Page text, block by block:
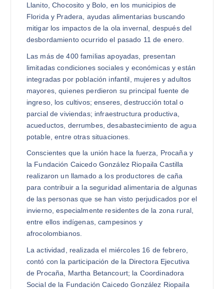
Llanito, Chocosito y Bolo, en los municipios de
Florida y Pradera, ayudas alimentarias buscando
mitigar los impactos de la ola invernal, después del
desbordamiento ocurrido el pasado 11 de enero.
Las más de 400 familias apoyadas, presentan
limitadas condiciones sociales y económicas y están
integradas por población infantil, mujeres y adultos
mayores, quienes perdieron su principal fuente de
ingreso, los cultivos; enseres, destrucción total o
parcial de viviendas; infraestructura productiva,
acueductos, derrumbes, desabastecimiento de agua
potable, entre otras situaciones.
Conscientes que la unión hace la fuerza, Procaña y
la Fundación Caicedo González Riopaila Castilla
realizaron un llamado a los productores de caña
para contribuir a la seguridad alimentaria de algunas
de las personas que se han visto perjudicados por el
invierno, especialmente residentes de la zona rural,
entre ellos indígenas, campesinos y
afrocolombianos.
La actividad, realizada el miércoles 16 de febrero,
contó con la participación de la Directora Ejecutiva
de Procaña, Martha Betancourt; la Coordinadora
Social de la Fundación Caicedo González Riopaila